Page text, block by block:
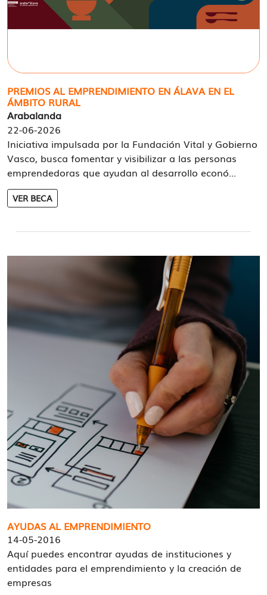
PREMIOS AL EMPRENDIMIENTO EN ÁLAVA EN EL
ÁMBITO RURAL
Arabalanda
22-06-2026
Iniciativa impulsada por la Fundación Vital y Gobierno
Vasco, busca fomentar y visibilizar a las personas
emprendedoras que ayudan al desarrollo econó...
VER BECA
AYUDAS AL EMPRENDIMIENTO
14-05-2016
Aquí puedes encontrar ayudas de instituciones y
entidades para el emprendimiento y la creación de
empresas